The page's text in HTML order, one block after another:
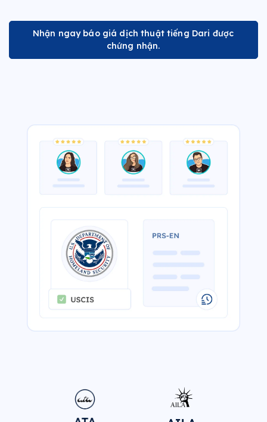
Nhận ngay báo giá dịch thuật tiếng Dari được
chứng nhận.